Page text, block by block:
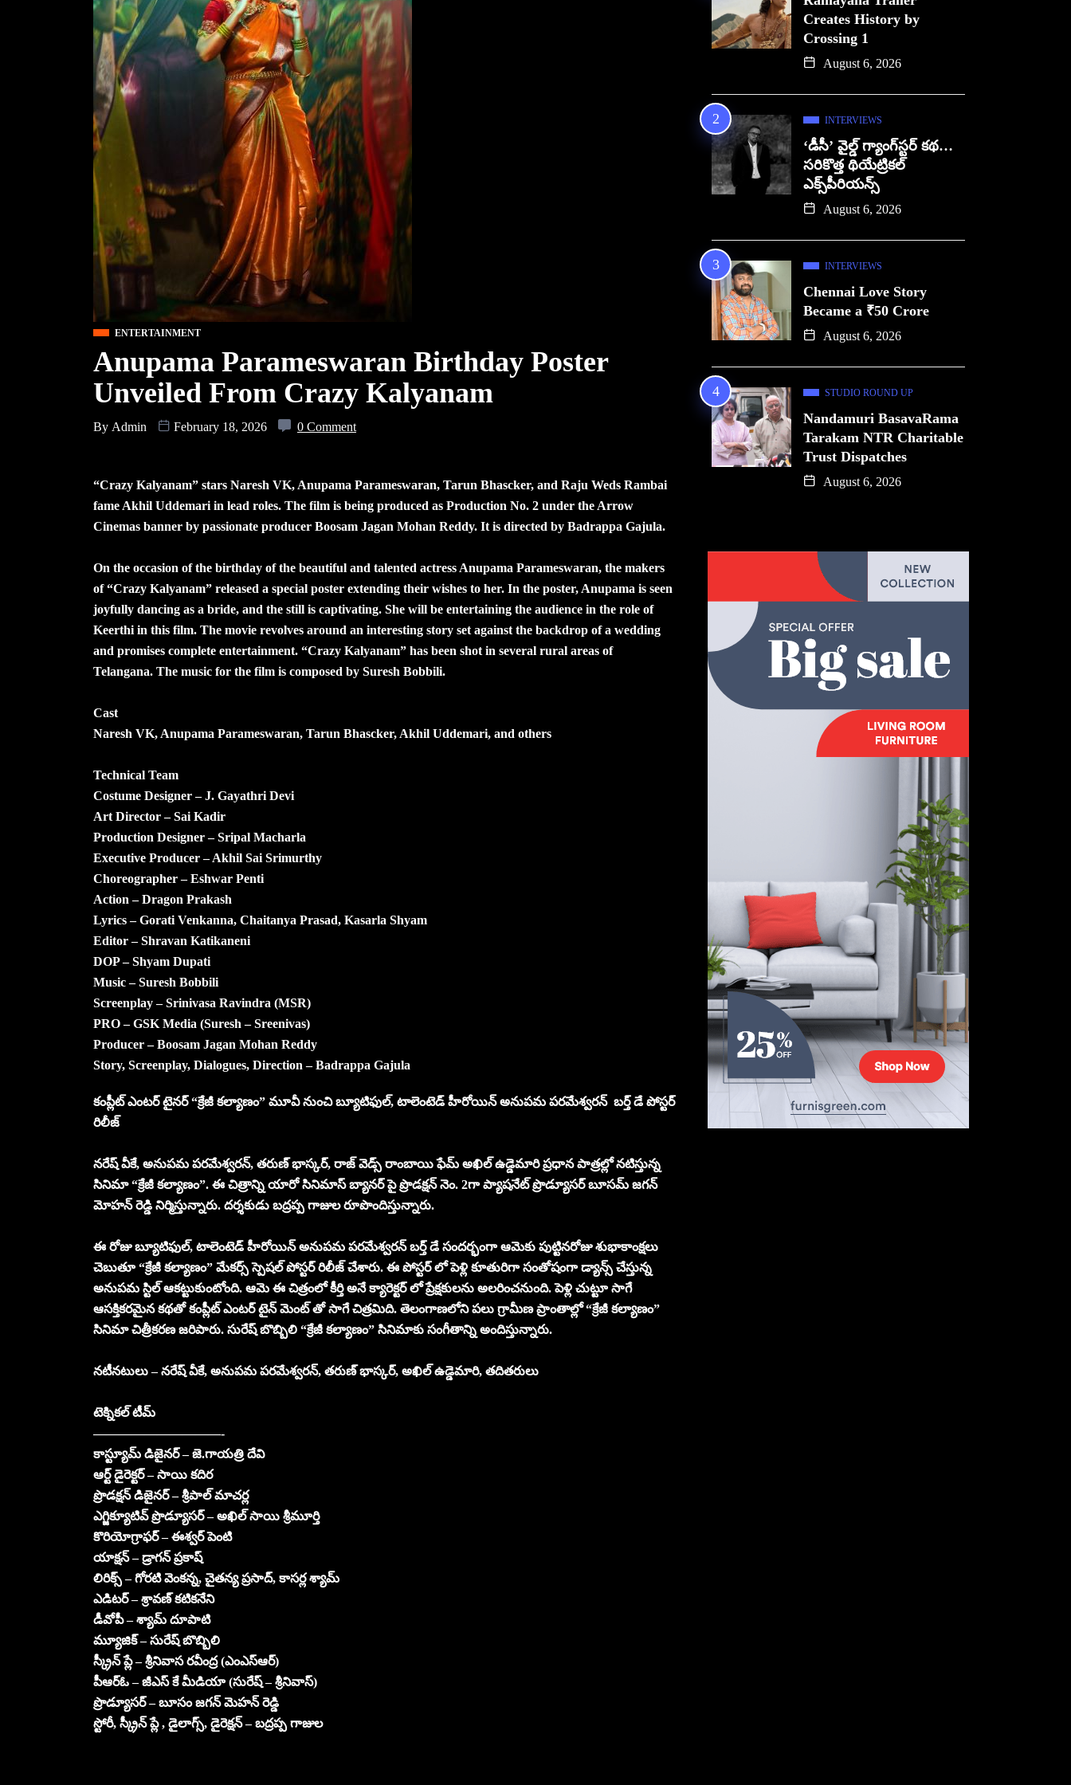
ENTERTAINMENT
Anupama Parameswaran Birthday Poster
Unveiled From Crazy Kalyanam
By Admin February 18, 2026 0 Comment
“Crazy Kalyanam” stars Naresh VK, Anupama Parameswaran, Tarun Bhascker, and Raju Weds Rambai
fame Akhil Uddemari in lead roles. The film is being produced as Production No. 2 under the Arrow
Cinemas banner by passionate producer Boosam Jagan Mohan Reddy. It is directed by Badrappa Gajula.
On the occasion of the birthday of the beautiful and talented actress Anupama Parameswaran, the makers
of “Crazy Kalyanam” released a special poster extending their wishes to her. In the poster, Anupama is seen
joyfully dancing as a bride, and the still is captivating. She will be entertaining the audience in the role of
Keerthi in this film. The movie revolves around an interesting story set against the backdrop of a wedding
and promises complete entertainment. “Crazy Kalyanam” has been shot in several rural areas of
Telangana. The music for the film is composed by Suresh Bobbili.
Cast
Naresh VK, Anupama Parameswaran, Tarun Bhascker, Akhil Uddemari, and others
Technical Team
Costume Designer – J. Gayathri Devi
Art Director – Sai Kadir
Production Designer – Sripal Macharla
Executive Producer – Akhil Sai Srimurthy
Choreographer – Eshwar Penti
Action – Dragon Prakash
Lyrics – Gorati Venkanna, Chaitanya Prasad, Kasarla Shyam
Editor – Shravan Katikaneni
DOP – Shyam Dupati
Music – Suresh Bobbili
Screenplay – Srinivasa Ravindra (MSR)
PRO – GSK Media (Suresh – Sreenivas)
Producer – Boosam Jagan Mohan Reddy
Story, Screenplay, Dialogues, Direction – Badrappa Gajula
కంప్లీట్ ఎంటర్ టైనర్ “క్రేజీ కల్యాణం” మూవీ నుంచి బ్యూటిఫుల్, టాలెంటెడ్ హీరోయిన్ అనుపమ పరమేశ్వరన్ బర్త్ డే పోస్టర్
రిలీజ్
నరేష్ వీకే, అనుపమ పరమేశ్వరన్, తరుణ్ భాస్కర్, రాజ్ వెడ్స్ రాంబాయి ఫేమ్ అఖిల్ ఉడ్డెమారి ప్రధాన పాత్రల్లో నటిస్తున్న
సినిమా “క్రేజీ కల్యాణం”. ఈ చిత్రాన్ని యారో సినిమాస్ బ్యానర్ పై ప్రొడక్షన్ నెం. 2గా ప్యాషనేట్ ప్రొడ్యూసర్ బూసమ్ జగన్
మోహన్ రెడ్డి నిర్మిస్తున్నారు. దర్శకుడు బద్రప్ప గాజుల రూపొందిస్తున్నారు.
ఈ రోజు బ్యూటిఫుల్, టాలెంటెడ్ హీరోయిన్ అనుపమ పరమేశ్వరన్ బర్త్ డే సందర్భంగా ఆమెకు పుట్టినరోజు శుభాకాంక్షలు
చెబుతూ “క్రేజీ కల్యాణం” మేకర్స్ స్పెషల్ పోస్టర్ రిలీజ్ చేశారు. ఈ పోస్టర్ లో పెళ్లి కూతురిగా సంతోషంగా డ్యాన్స్ చేస్తున్న
అనుపమ స్టిల్ ఆకట్టుకుంటోంది. ఆమె ఈ చిత్రంలో కీర్తి అనే క్యారెక్టర్ లో ప్రేక్షకులను అలరించనుంది. పెళ్లి చుట్టూ సాగే
ఆసక్తికరమైన కథతో కంప్లీట్ ఎంటర్ టైన్ మెంట్ తో సాగే చిత్రమిది. తెలంగాణలోని పలు గ్రామీణ ప్రాంతాల్లో “క్రేజీ కల్యాణం”
సినిమా చిత్రీకరణ జరిపారు. సురేష్ బొబ్బిలి “క్రేజీ కల్యాణం” సినిమాకు సంగీతాన్ని అందిస్తున్నారు.
నటీనటులు – నరేష్ వీకే, అనుపమ పరమేశ్వరన్, తరుణ్ భాస్కర్, అఖిల్ ఉడ్డెమారి, తదితరులు
టెక్నికల్ టీమ్
——————————-
కాస్ట్యూమ్ డిజైనర్ – జె.గాయత్రి దేవి
ఆర్ట్ డైరెక్టర్ – సాయి కదిర
ప్రొడక్షన్ డిజైనర్ – శ్రీపాల్ మాచర్ల
ఎగ్జిక్యూటివ్ ప్రొడ్యూసర్ – అఖిల్ సాయి శ్రీమూర్తి
కొరియోగ్రాఫర్ – ఈశ్వర్ పెంటి
యాక్షన్ – డ్రాగన్ ప్రకాష్
లిరిక్స్ – గోరటి వెంకన్న, చైతన్య ప్రసాద్, కాసర్ల శ్యామ్
ఎడిటర్ – శ్రావణ్ కటికనేని
డీవోపీ – శ్యామ్ దూపాటి
మ్యూజిక్ – సురేష్ బొబ్బిలి
స్క్రీన్ ప్లే – శ్రీనివాస రవీంద్ర (ఎంఎస్ఆర్)
పీఆర్ఓ – జీఎస్ కే మీడియా (సురేష్ – శ్రీనివాస్)
ప్రొడ్యూసర్ – బూసం జగన్ మెహన్ రెడ్డి
స్టోరీ, స్క్రీన్ ప్లే , డైలాగ్స్, డైరెక్షన్ – బద్రప్ప గాజుల
Creates History by
Crossing 1
August 6, 2026
INTERVIEWS
‘డీసీ’ వైల్డ్ గ్యాంగ్‌స్టర్ కథ…
సరికొత్త థియేట్రికల్
ఎక్స్‌పీరియన్స్
August 6, 2026
INTERVIEWS
Chennai Love Story
Became a ₹50 Crore
August 6, 2026
STUDIO ROUND UP
Nandamuri BasavaRama
Tarakam NTR Charitable
Trust Dispatches
August 6, 2026